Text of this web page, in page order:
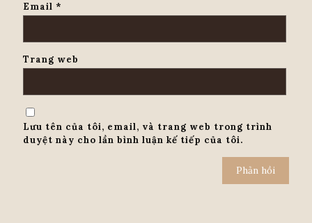
Email *
Trang web
Lưu tên của tôi, email, và trang web trong trình
duyệt này cho lần bình luận kế tiếp của tôi.